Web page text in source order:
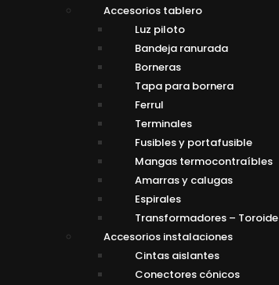
Accesorios tablero
Luz piloto
Bandeja ranurada
Borneras
Tapa para bornera
Ferrul
Terminales
Fusibles y portafusible
Mangas termocontraíbles
Amarras y calugas
Espirales
Transformadores – Toroide
Accesorios instalaciones
Cintas aislantes
Conectores cónicos